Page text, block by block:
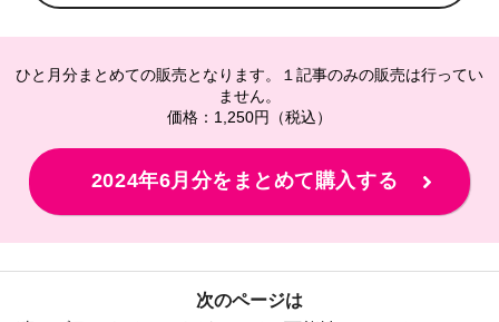
ひと月分まとめての販売となります。１記事のみの販売は行ってい
ません。
価格：1,250円（税込）
2024年6月分をまとめて購入する
次のページは